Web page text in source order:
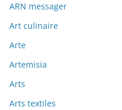
ARN messager
Art culinaire
Arte
Artemisia
Arts
Arts textiles